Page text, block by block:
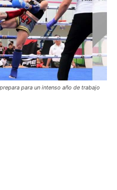
para un intenso año de trabajo